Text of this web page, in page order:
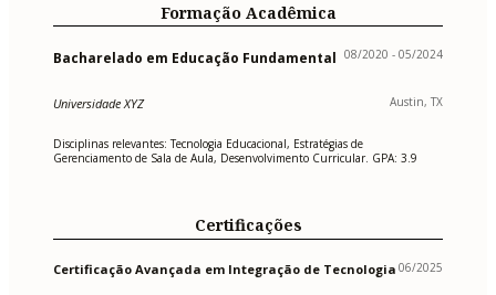
Formação Acadêmica
Bacharelado em Educação Fundamental 08/2020 - 05/2024
Universidade XYZ Austin, TX
Disciplinas relevantes: Tecnologia Educacional, Estratégias de
Gerenciamento de Sala de Aula, Desenvolvimento Curricular. GPA: 3.9
Certificações
Certificação Avançada em Integração de Tecnologia 06/2025